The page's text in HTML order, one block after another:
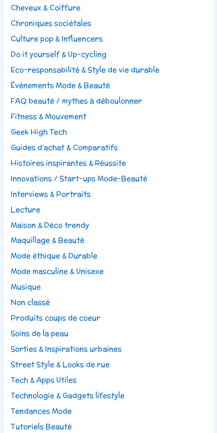
Cheveux & Coiffure
Chroniques sociétales
Culture pop & Influencers
Do it yourself & Up-cycling
Eco-responsabilité & Style de vie durable
Événements Mode & Beauté
FAQ beauté / mythes à déboulonner
Fitness & Mouvement
Geek High Tech
Guides d’achat & Comparatifs
Histoires inspirantes & Réussite
Innovations / Start-ups Mode-Beauté
Interviews & Portraits
Lecture
Maison & Déco trendy
Maquillage & Beauté
Mode éthique & Durable
Mode masculine & Unisexe
Musique
Non classé
Produits coups de coeur
Soins de la peau
Sorties & Inspirations urbaines
Street Style & Looks de rue
Tech & Apps Utiles
Technologie & Gadgets lifestyle
Tendances Mode
Tutoriels Beauté